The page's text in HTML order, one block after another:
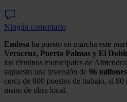
Ningún comentario
Endesa ha puesto en marcha este
Veracruz, Puerta Palmas y El
los términos municipales de
supuesto una inversión de 96
cerca de 800 puestos de trabajo, el
mano de obra local.